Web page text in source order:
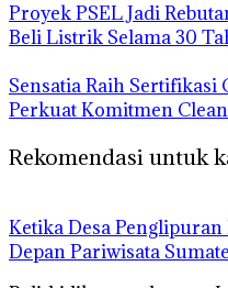
Proyek PSEL Jadi
Beli Listrik Selama 30
Sensatia Raih
Perkuat Komitmen
Rekomendasi untuk
Ketika Desa
Depan Pariwisata